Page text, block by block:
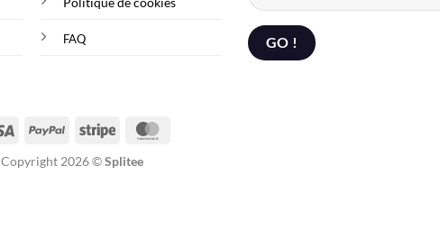
FAQ
Visa PayPal Stripe
Copyright 2026 ©Splitee